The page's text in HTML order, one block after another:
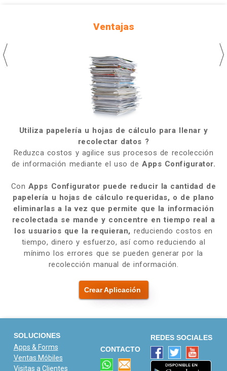
Ventajas
Utiliza papelería u hojas de cálculo para llenar y
recolectar datos ?
Reduzca costos y agilice sus procesos de recolección
de información mediante el uso de Apps Configurator.
Con Apps Configurator puede reducir la cantidad de
papelería u hojas de cálculo requeridas, o de plano
eliminarlas a la vez que permite que la información
recolectada se mande y concentre en tiempo real a
los usuarios que la requieran, reduciendo costos en
tiempo, dinero y esfuerzo, así como reduciendo al
mínimo los errores que se pueden generar por la
recolección manual de información.
Crear Aplicación
SOLUCIONES
Apps & Forms
Ventas Móbiles
Visitas a Clientes
CONTACTO
REDES SOCIALES